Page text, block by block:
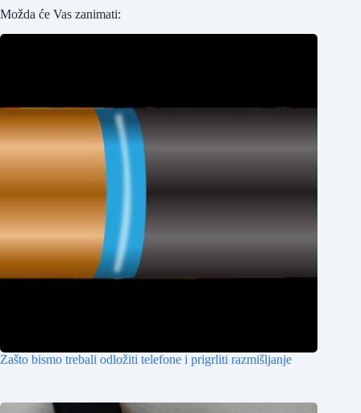
Možda će Vas zanimati:
Zašto bismo trebali odložiti telefone i prigrliti razmišljanje